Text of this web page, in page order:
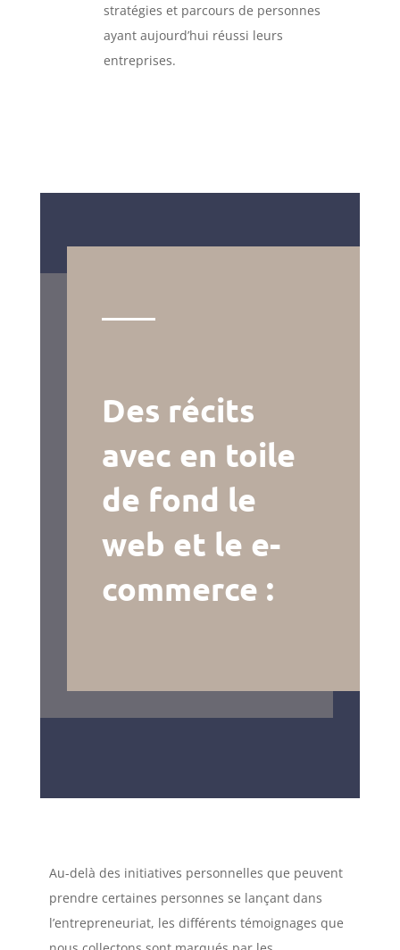
stratégies et parcours de personnes
ayant aujourd’hui réussi leurs
entreprises.
Des récits
avec en toile
de fond le
web et le e-
commerce :
Au-delà des initiatives personnelles que peuvent
prendre certaines personnes se lançant dans
l’entrepreneuriat, les différents témoignages que